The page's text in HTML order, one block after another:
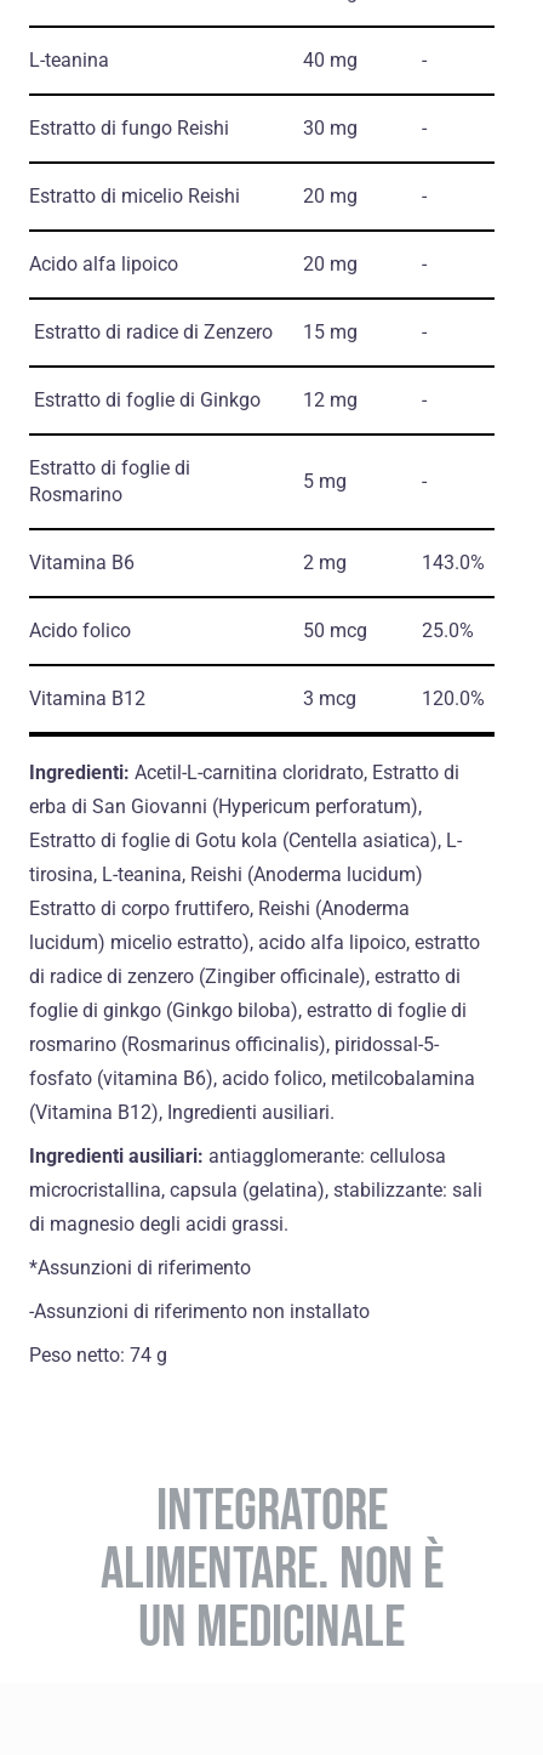
L-teanina 40 mg -
Estratto di fungo Reishi 30 mg -
Estratto di micelio Reishi 20 mg -
Acido alfa lipoico 20 mg -
Estratto di radice di Zenzero 15 mg -
Estratto di foglie di Ginkgo 12 mg -
Estratto di foglie di
Rosmarino
5 mg -
Vitamina B6 2 mg 143.0%
Acido folico 50 mcg 25.0%
Vitamina B12 3 mcg 120.0%
Ingredienti: Acetil-L-carnitina cloridrato, Estratto di
erba di San Giovanni (Hypericum perforatum),
Estratto di foglie di Gotu kola (Centella asiatica), L-
tirosina, L-teanina, Reishi (Anoderma lucidum)
Estratto di corpo fruttifero, Reishi (Anoderma
lucidum) micelio estratto), acido alfa lipoico, estratto
di radice di zenzero (Zingiber officinale), estratto di
foglie di ginkgo (Ginkgo biloba), estratto di foglie di
rosmarino (Rosmarinus officinalis), piridossal-5-
fosfato (vitamina B6), acido folico, metilcobalamina
(Vitamina B12), Ingredienti ausiliari.
Ingredienti ausiliari: antiagglomerante: cellulosa
microcristallina, capsula (gelatina), stabilizzante: sali
di magnesio degli acidi grassi.
*Assunzioni di riferimento
-Assunzioni di riferimento non installato
Peso netto: 74 g
INTEGRATORE
ALIMENTARE. NON È
UN MEDICINALE